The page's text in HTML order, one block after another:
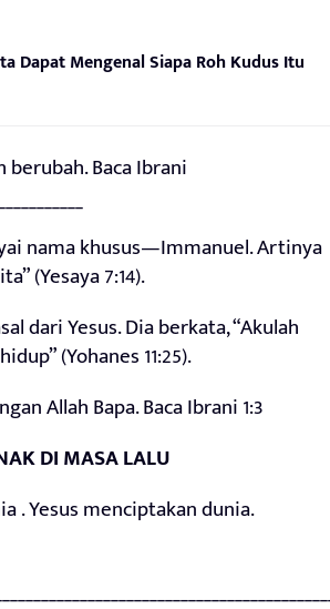
Dapat Mengenal Siapa Roh Kudus Itu
berubah. Baca Ibrani
nama khusus—Immanuel. Artinya
(Yesaya 7:14).
dari Yesus. Dia berkata, “Akulah
(Yohanes 11:25).
Allah Bapa. Baca Ibrani 1:3
DI MASA LALU
. Yesus menciptakan dunia.